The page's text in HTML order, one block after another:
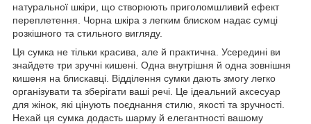
натуральної шкіри, що створюють приголомшливий ефект
переплетення. Чорна шкіра з легким блиском надає сумці
розкішного та стильного вигляду.
Ця сумка не тільки красива, але й практична. Усередині ви
знайдете три зручні кишені. Одна внутрішня й одна зовнішня
кишеня на блискавці. Відділення сумки дають змогу легко
організувати та зберігати ваші речі. Це ідеальний аксесуар
для жінок, які цінують поєднання стилю, якості та зручності.
Нехай ця сумка додасть шарму й елегантності вашому